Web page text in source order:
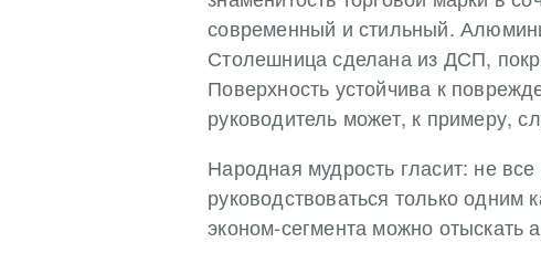
современный и стильный.
Столешница сделана из ДСП,
Поверхность устойчива к
руководитель может, к примеру,
Народная мудрость гласит: не
руководствоваться только одним
эконом-сегмента можно отыскать